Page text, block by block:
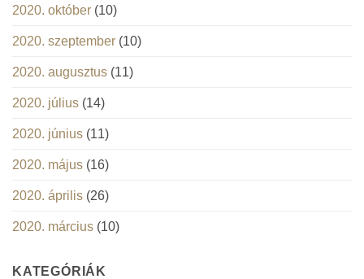
2020. október (10)
2020. szeptember (10)
2020. augusztus (11)
2020. július (14)
2020. június (11)
2020. május (16)
2020. április (26)
2020. március (10)
KATEGÓRIÁK